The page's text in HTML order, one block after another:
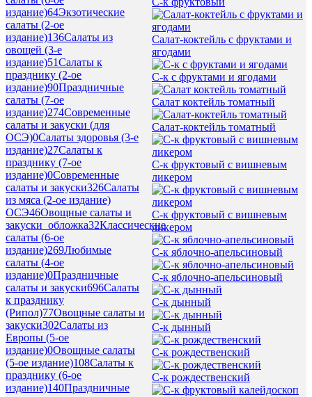
издание)64Экзотические
салаты (2-ое
издание)136Салаты из
овощей (3-е
издание)51Салаты к
празднику (2-ое
издание)90Праздничные
салаты (7-ое
издание)274Современные
салаты и закуски (для
ОСЭ)0Салаты здоровья (3-е
издание)27Салаты к
празднику (7-ое
издание)0Современные
салаты и закуски326Салаты
из мяса (2-ое издание)
ОСЭ46Овощные салаты и
закуски_обложка32Классические
салаты (6-ое
издание)269Любимые
салаты (4-ое
издание)0Праздничные
салаты и закуски696Салаты
к празднику
(Рипол)77Овощные салаты и
закуски302Салаты из
Европы (5-ое
издание)0Овощные салаты
(5-ое издание)108Салаты к
празднику (6-ое
издание)140Праздничные
Салат-коктейль с фруктами и
ягодами
С-к с фруктами и ягодами
Салат коктейль томатный
Салат-коктейль томатный
С-к фруктовый с вишневым
ликером
С-к фруктовый с вишневым
ликером
С-к яблочно-апельсиновый
С-к яблочно-апельсиновый
С-к дынный
С-к дынный
С-к рождественский
С-к рождественский